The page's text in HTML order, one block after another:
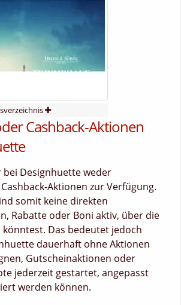
Cashback-Aktionen
Designhuette weder
Aktionen zur Verfügung.
somit keine direkten
Rabatte oder Boni aktiv, über die
Das bedeutet jedoch
dauerhaft ohne Aktionen
Gutscheinaktionen oder
jederzeit gestartet, angepasst
werden können.